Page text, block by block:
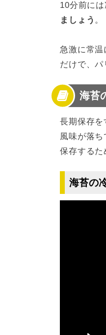
10分前に
ましょう 。
急激に常温
だけで、パ
海苔
長期保存
風味が落
保存するた
海苔の